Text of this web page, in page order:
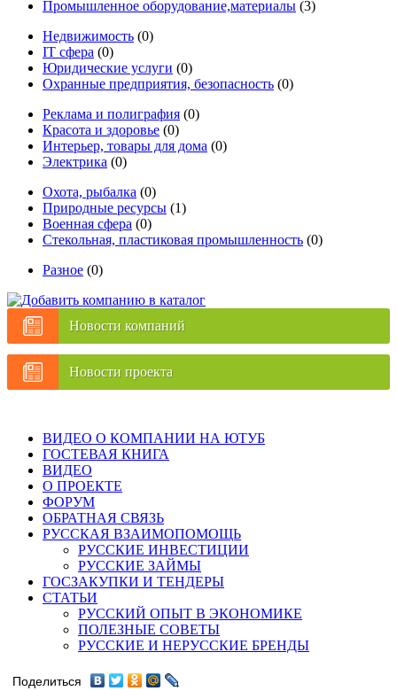
Промышленное оборудование,материалы (3)
Недвижимость (0)
IT сфера (0)
Юридические услуги (0)
Охранные предприятия, безопасность (0)
Реклама и полиграфия (0)
Красота и здоровье (0)
Интерьер, товары для дома (0)
Электрика (0)
Охота, рыбалка (0)
Природные ресурсы (1)
Военная сфера (0)
Стекольная, пластиковая промышленность (0)
Разное (0)
Новости компаний
Новости проекта
ВИДЕО О КОМПАНИИ НА ЮТУБ
ГОСТЕВАЯ КНИГА
ВИДЕО
О ПРОЕКТЕ
ФОРУМ
ОБРАТНАЯ СВЯЗЬ
РУССКАЯ ВЗАИМОПОМОЩЬ
РУССКИЕ ИНВЕСТИЦИИ
РУССКИЕ ЗАЙМЫ
ГОСЗАКУПКИ И ТЕНДЕРЫ
СТАТЬИ
РУССКИЙ ОПЫТ В ЭКОНОМИКЕ
ПОЛЕЗНЫЕ СОВЕТЫ
РУССКИЕ И НЕРУССКИЕ БРЕНДЫ
Поделиться